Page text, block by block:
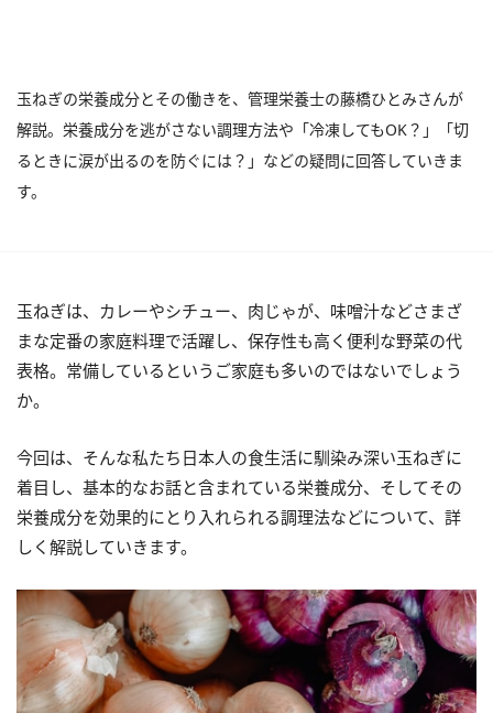
玉ねぎの栄養成分とその働きを、管理栄養士の藤橋ひとみさんが
解説。栄養成分を逃がさない調理方法や「冷凍してもOK？」「切
るときに涙が出るのを防ぐには？」などの疑問に回答していきま
す。
玉ねぎは、カレーやシチュー、肉じゃが、味噌汁などさまざ
まな定番の家庭料理で活躍し、保存性も高く便利な野菜の代
表格。常備しているというご家庭も多いのではないでしょう
か。
今回は、そんな私たち日本人の食生活に馴染み深い玉ねぎに
着目し、基本的なお話と含まれている栄養成分、そしてその
栄養成分を効果的にとり入れられる調理法などについて、詳
しく解説していきます。